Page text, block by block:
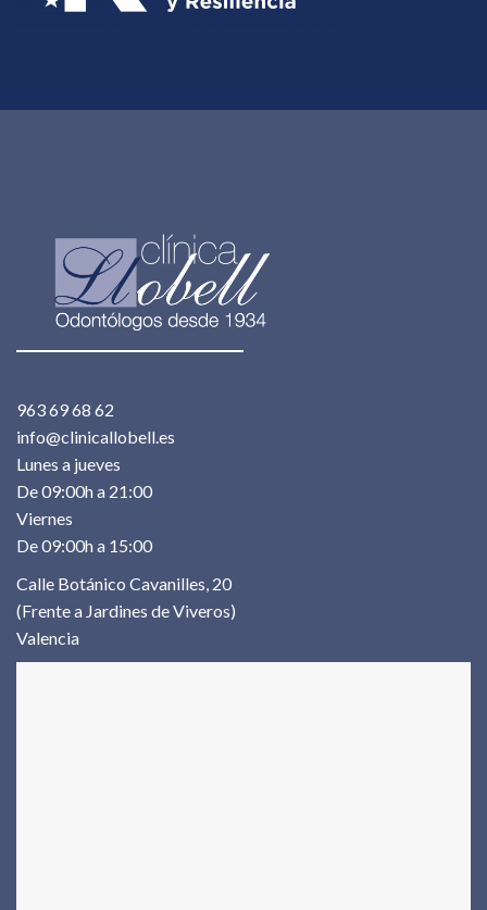
963 69 68 62
info@clinicallobell.es
Lunes a jueves
De 09:00h a 21:00
Viernes
De 09:00h a 15:00
Calle Botánico Cavanilles, 20
(Frente a Jardines de Viveros)
Valencia